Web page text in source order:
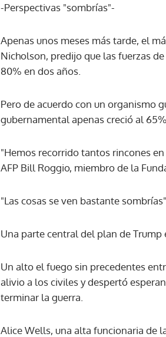
-Perspectivas "sombrías"-
Apenas unos meses más tarde, el
Nicholson, predijo que las fuerzas
80% en dos años.
Pero de acuerdo con un organismo
gubernamental apenas creció al
"Hemos recorrido tantos rincones
AFP Bill Roggio, miembro de la
"Las cosas se ven bastante
Una parte central del plan de
Un alto el fuego sin precedentes
alivio a los civiles y despertó
terminar la guerra.
Alice Wells, una alta funcionaria de